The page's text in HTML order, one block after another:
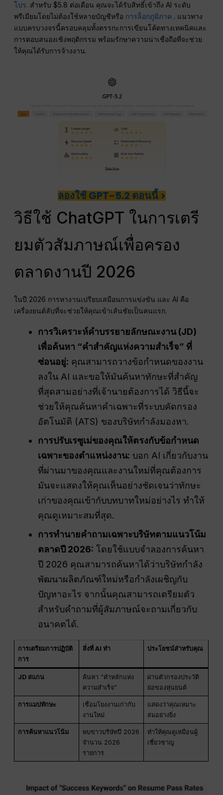
โปร. สำหรับ $5.8 ต่อเดือน คุณจะได้รับสิทธิ์เข้าถึง AI ระดับ
พรีเมียมโดยไม่ต้องใช้หลายบัญชีหรือ การล็อกภูมิภาค . แนวทาง
แบบครบวงจรนี้ครอบคลุมทั้งตรรกะการเขียนโค้ดทางเทคนิคและ
การตอบสนองเชิงพฤติกรรม พร้อมรักษาความน่าเชื่อถือที่จะช่วย
ให้คุณได้รับการจ้างงาน.
ลองใช้ GPT-5.2 ตอนนี้ >
วิธีใช้ ChatGPT ในการเตรี
ยมตัวสัมภาษณ์เพื่อครอง
ตลาดงานปี 2026
ในปี 2026 การหางานเปรียบเสมือนการแข่งขัน และ AI คือ
เครื่องยนต์ลับที่จะช่วยให้คุณเข้าเส้นชัยเป็นคนแรก.
การวิเคราะห์คำบรรยายลักษณะงาน (JD)
เพื่อค้นหา “คำสำคัญแห่งความสำเร็จ” ที่
ซ่อนอยู่: คุณสามารถวางข้อกำหนดของงาน
ลงใน AI และขอให้มันค้นหาทักษะที่สำคัญ
ที่สุดสามอย่างที่เจ้านายต้องการได้ วิธีนี้จะ
ช่วยให้คุณค้นหาคำเฉพาะที่ระบบคัดกรอง
อัตโนมัติ (ATS) ของบริษัทกำลังมองหา.
การปรับเรซูเม่ของคุณให้ตรงกับข้อกำหนด
เฉพาะของตำแหน่งงาน: บอก AI เกี่ยวกับงาน
ที่ผ่านมาของคุณและงานใหม่ที่คุณต้องการ
มันจะแสดงให้คุณเห็นอย่างชัดเจนว่าทักษะ
เก่าของคุณเข้ากับบทบาทใหม่อย่างไร ทำให้
คุณดูเหมาะสมที่สุด.
การทำนายคำถามเฉพาะบริษัทตามแนวโน้ม
ตลาดปี 2026: โดยใช้แบบจำลองการค้นหา
ปี 2026 คุณสามารถค้นหาได้ว่าบริษัทกำลัง
พัฒนาผลิตภัณฑ์ใหม่หรือกำลังเผชิญกับ
ปัญหาอะไร จากนั้นคุณสามารถเตรียมตัว
สำหรับคำถามที่ผู้สัมภาษณ์จะถามเกี่ยวกับ
อนาคตได้.
การเตรียมการปฏิบัติ
การ
สิ่งที่ AI ทำ ประโยชน์สำหรับคุณ
JD สแกน
ค้นหา “คำหลักแห่ง
ความสำเร็จ”
ผ่านตัวกรองประวัติ
ย่อของหุ่นยนต์
การแมปทักษะ
เชื่อมโยงงานเก่ากับ
งานใหม่
แสดงว่าคุณเหมาะ
สมอย่างยิ่ง
การค้นหาแนวโน้ม
พบข่าวบริษัทปี 2026
จำนวน 2026
รายการ
ทำให้คุณดูเหมือนผู้
เชี่ยวชาญ